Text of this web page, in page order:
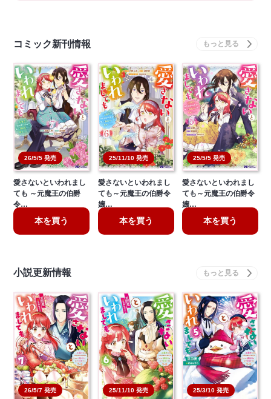
コミック新刊情報
26/5/5 発売
愛さないといわれまし
ても ～元魔王の伯爵
令…
本を買う
25/11/10 発売
愛さないといわれまし
ても～元魔王の伯爵令
嬢…
本を買う
25/5/5 発売
愛さないといわれまし
ても～元魔王の伯爵令
嬢…
本を買う
小説更新情報
26/5/7 発売 25/11/10 発売 25/3/10 発売